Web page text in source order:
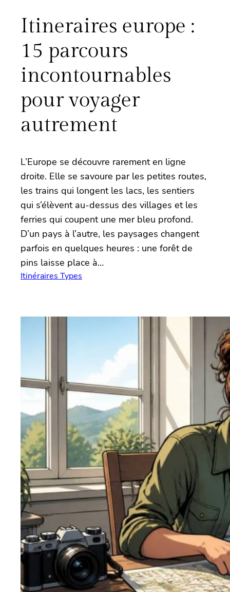
Itineraires europe :
15 parcours
incontournables
pour voyager
autrement
L’Europe se découvre rarement en ligne
droite. Elle se savoure par les petites routes,
les trains qui longent les lacs, les sentiers
qui s’élèvent au-dessus des villages et les
ferries qui coupent une mer bleu profond.
D’un pays à l’autre, les paysages changent
parfois en quelques heures : une forêt de
pins laisse place à…
Itinéraires Types